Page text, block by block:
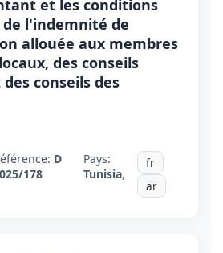
et les conditions
l'indemnité de
allouée aux membres
des conseils
conseils des
D
178
Pays:
Tunisia,
fr
ar